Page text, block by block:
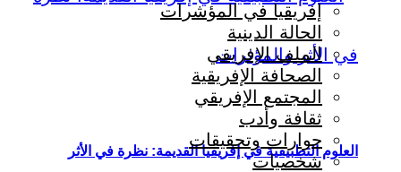
العلوم التطبيقية في إفريقيا القديمة: نظرة في الأثر
إفريقيا في المؤشرات
الحالة الدينية
الملف الإفريقي
الصحافة الإفريقية
المجتمع الإفريقي
ثقافة وأدب
حوارات وتحقيقات
شخصيات